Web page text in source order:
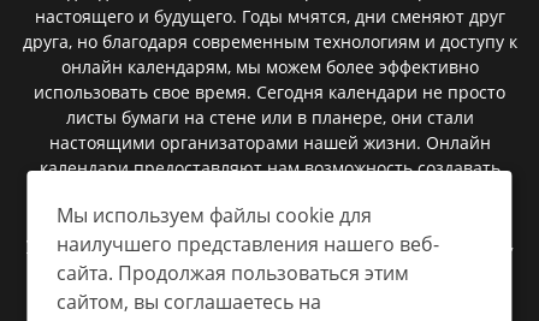
настоящего и будущего. Годы мчятся, дни сменяют друг
друга, но благодаря современным технологиям и доступу к
онлайн календарям, мы можем более эффективно
использовать свое время. Сегодня календари не просто
листы бумаги на стене или в планере, они стали
настоящими организаторами нашей жизни. Онлайн
календари предоставляют нам возможность создавать
напоминания и следить за важными событиями. В них
умещаются сроки сдачи проектов, дни рождения близких,
важные праздники, и даже небольшие заметки, которые
помогают нам быть более организованными.
Мы используем файлы cookie для
наилучшего представления нашего веб-
сайта. Продолжая пользоваться этим
сайтом, вы соглашаетесь на